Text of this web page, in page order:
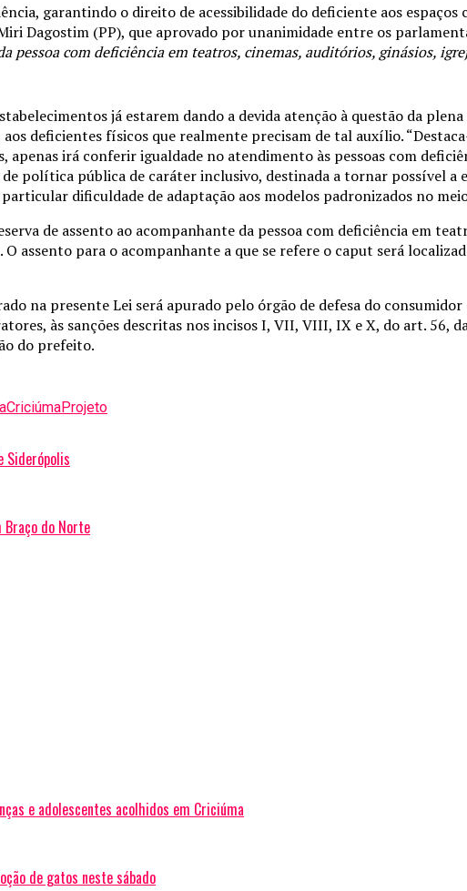
garantindo o direito de acessibilidade do deficiente aos
Dagostim (PP), que aprovado por unanimidade entre os
pessoa com deficiência em teatros, cinemas, auditórios, ginásios,
já estarem dando a devida atenção à questão da
deficientes físicos que realmente precisam de tal auxílio.
apenas irá conferir igualdade no atendimento às pessoas com
política pública de caráter inclusivo, destinada a tornar possível a
dificuldade de adaptação aos modelos padronizados no
de assento ao acompanhante da pessoa com deficiência em
assento para o acompanhante a que se refere o caput será
na presente Lei será apurado pelo órgão de defesa do
às sanções descritas nos incisos I, VII, VIII, IX e X, do art. 56,
do prefeito.
CriciúmaProjeto
Siderópolis
do Norte
e adolescentes acolhidos em Criciúma
de gatos neste sábado